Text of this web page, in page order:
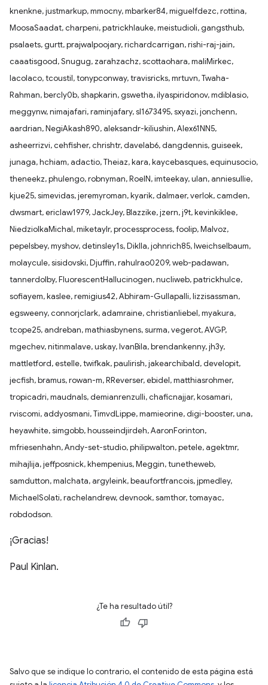
knenkne, justmarkup, mmocny, mbarker84, miguelfdezc, rottina,
MoosaSaadat, charpeni, patrickhlauke, meistudioli, gangsthub,
psalaets, gurtt, prajwalpoojary, richardcarrigan, rishi-raj-jain,
caaatisgood, Snugug, zarahzachz, scottaohara, maliMirkec,
lacolaco, tcoustil, tonypconway, travisricks, mrtuvn, Twaha-
Rahman, bercly0b, shapkarin, gswetha, ilyaspiridonov, mdiblasio,
meggynw, nimajafari, raminjafary, sl1673495, sxyazi, jonchenn,
aardrian, NegiAkash890, aleksandr-kiliushin, Alex61NN5,
asheerrizvi, cehfisher, chrishtr, davelab6, dangdennis, guiseek,
junaga, hchiam, adactio, Theiaz, kara, kaycebasques, equinusocio,
theneekz, phulengo, robnyman, RoelN, imteekay, ulan, anniesullie,
kjue25, simevidas, jeremyroman, kyarik, dalmaer, verlok, camden,
dwsmart, ericlaw1979, JackJey, Blazzike, jzern, j9t, kevinkiklee,
NiedziolkaMichal, miketaylr, processprocess, foolip, Malvoz,
pepelsbey, myshov, detinsley1s, Diklla, johnrich85, lweichselbaum,
molaycule, sisidovski, Djuffin, rahulrao0209, web-padawan,
tannerdolby, FluorescentHallucinogen, nucliweb, patrickhulce,
sofiayem, kaslee, remigius42, Abhiram-Gullapalli, lizzisassman,
egsweeny, connorjclark, adamraine, christianliebel, myakura,
tcope25, andreban, mathiasbynens, surma, vegerot, AVGP,
mgechev, nitinmalave, uskay, IvanBila, brendankenny, jh3y,
mattletford, estelle, twifkak, paulirish, jakearchibald, developit,
jecfish, bramus, rowan-m, RReverser, ebidel, matthiasrohmer,
tropicadri, maudnals, demianrenzulli, chaficnajjar, kosamari,
rviscomi, addyosmani, TimvdLippe, mamieorine, digi-booster, una,
heyawhite, simgobb, housseindjirdeh, AaronForinton,
mfriesenhahn, Andy-set-studio, philipwalton, petele, agektmr,
mihajlija, jeffposnick, khempenius, Meggin, tunetheweb,
samdutton, malchata, argyleink, beaufortfrancois, jpmedley,
MichaelSolati, rachelandrew, devnook, samthor, tomayac,
robdodson.
¡Gracias!
Paul Kinlan.
¿Te ha resultado útil?
Salvo que se indique lo contrario, el contenido de esta página está